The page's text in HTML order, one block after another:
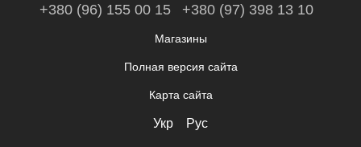
+380 (96) 155 00 15 +380 (97) 398 13 10
Магазины
Полная версия сайта
Карта сайта
Укр Рус